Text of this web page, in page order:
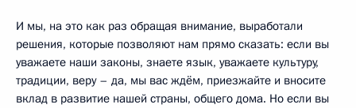
И мы, на это как раз обращая внимание, выработали
решения, которые позволяют нам прямо сказать: если вы
уважаете наши законы, знаете язык, уважаете культуру,
традиции, веру – да, мы вас ждём, приезжайте и вносите
вклад в развитие нашей страны, общего дома. Но если вы